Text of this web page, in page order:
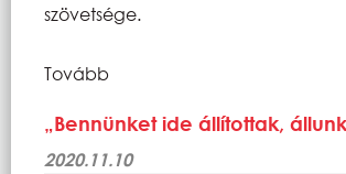
szövetsége.
Tovább
„Bennünket ide állítottak,
2020.11.10